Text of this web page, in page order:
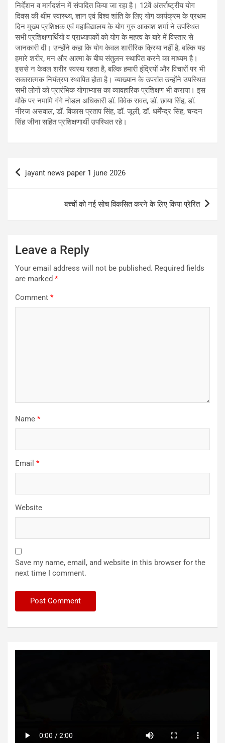
निर्देशन व मार्गदर्शन में संपादित किया जा रहा है। 12वें अंतर्राष्ट्रीय योग
दिवस की थीम स्वास्थ्य, ज्ञान एवं विश्व शांति के लिए योग कार्यक्रम के प्रथम
दिन मुख्य प्रशिक्षक एवं महाविद्यालय के योग गुरु आकाश शर्मा ने उपस्थित
सभी प्रशिक्षणार्थियों व प्राध्यापकों को योग के महत्व के बारे में विस्तार से
जानकारी दी। उन्होंने कहा कि योग केवल शारीरिक क्रिया नहीं है, बल्कि यह
हमारे शरीर, मन और आत्मा के बीच संतुलन स्थापित करने का माध्यम है।
इससे न केवल शरीर स्वस्थ रहता है, बल्कि हमारी इंद्रियों और विचारों पर भी
सकारात्मक नियंत्रण स्थापित होता है। व्याख्यान के उपरांत उन्होंने उपस्थित
सभी लोगों को प्रारंभिक योगाभ्यास का व्यावहारिक प्रशिक्षण भी कराया। इस
मौके पर नमामि गंगे नोडल अधिकारी डॉ. विवेक रावत, डॉ. छाया सिंह, डॉ.
नीरज असवाल, डॉ. विकास प्रताप सिंह, डॉ. जूली, डॉ. धर्मेंन्द्र सिंह, चन्दन
सिंह जीना सहित प्रशिक्षणार्थी उपस्थित रहे।
Post
navigation
jayant news paper 1 june 2026
बच्चों को नई सोच विकसित करने के लिए किया प्रेरित
Leave a Reply
Your email address will not be published. Required fields
are marked *
Comment *
Name *
Email *
Website
Save my name, email, and website in this browser for the
next time I comment.